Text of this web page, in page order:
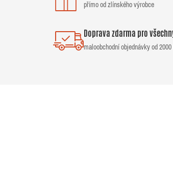
přímo od zlínského výrobce
Doprava zdarma pro
maloobchodní objednávky od